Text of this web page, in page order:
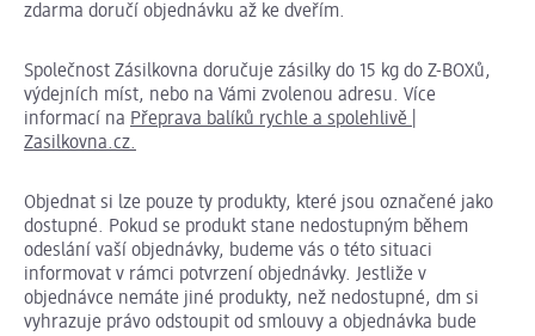
zdarma doručí objednávku až ke dveřím.
Společnost Zásilkovna doručuje zásilky do 15 kg do Z-BOXů,
výdejních míst, nebo na Vámi zvolenou adresu. Více
informací na Přeprava balíků rychle a spolehlivě |
Zasilkovna.cz.
Objednat si lze pouze ty produkty, které jsou označené jako
dostupné. Pokud se produkt stane nedostupným během
odeslání vaší objednávky, budeme vás o této situaci
informovat v rámci potvrzení objednávky. Jestliže v
objednávce nemáte jiné produkty, než nedostupné, dm si
vyhrazuje právo odstoupit od smlouvy a objednávka bude